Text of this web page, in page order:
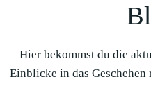
Hier bekommst du die
Einblicke in das Geschehen